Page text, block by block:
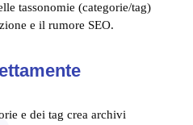
tassonomie (categorie/tag)
e il rumore SEO.
e dei tag crea archivi